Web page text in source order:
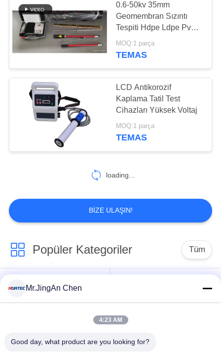
Manyetik Parçacık
Testi
Girdap Akımı Test
38
Penetrant Testi
19
0.6-50kv 35mm
Geomembran Sızıntı
Tespiti Hdpe Ldpe Pvc
Polipropilen Asfalt
MOQ:1 parça
TEMAS
LCD Antikorozif
Kaplama Tatil Test
Cihazları Yüksek Voltaj
MOQ:1 parça
TEMAS
loading...
BIZE ULAŞIN!
Popüler Kategoriler Tüm
Ultrasonik hata
Portatif Sertlik
Mr.JingAn Chen
4:23 AM
Good day, what product are you looking for?